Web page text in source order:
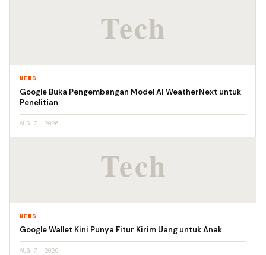
NEWS
Google Buka Pengembangan Model AI WeatherNext untuk
Penelitian
AUG 7, 2026
NEWS
Google Wallet Kini Punya Fitur Kirim Uang untuk Anak
AUG 7, 2026